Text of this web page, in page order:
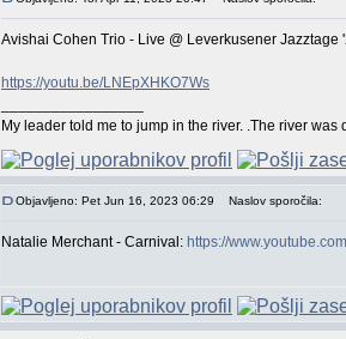
Avishai Cohen Trio - Live @ Leverkusener Jazztage
https://youtu.be/LNEpXHKO7Ws
My leader told me to jump in the river. .The river
Objavljeno: Pet Jun 16, 2023 06:29 Naslov sporočila:
Natalie Merchant - Carnival: https://